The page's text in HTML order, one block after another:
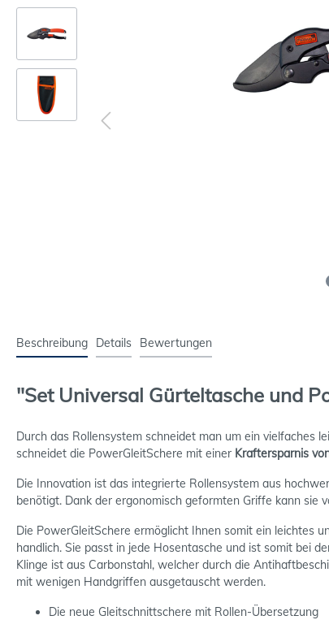
Beschreibung Details Bewertungen
"Set Universal Gürteltasche und
Durch das Rollensystem schneidet man um ein vielfaches
schneidet die PowerGleitSchere mit einer Kraftersparnis
Die Innovation ist das integrierte Rollensystem aus
benötigt. Dank der ergonomisch geformten Griffe kann
Die PowerGleitSchere ermöglicht Ihnen somit ein leichtes
handlich. Sie passt in jede Hosentasche und ist somit bei
Klinge ist aus Carbonstahl, welcher durch die
mit wenigen Handgriffen ausgetauscht werden.
Die neue Gleitschnittschere mit Rollen-Übersetzung